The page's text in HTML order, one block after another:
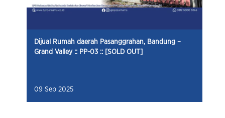
Dijual Rumah daerah Pasanggrahan, Bandung –
Grand Valley :: PP-03 :: [SOLD OUT]
09 Sep 2025